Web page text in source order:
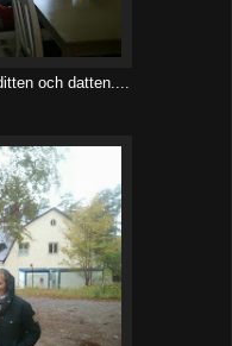
och datten....